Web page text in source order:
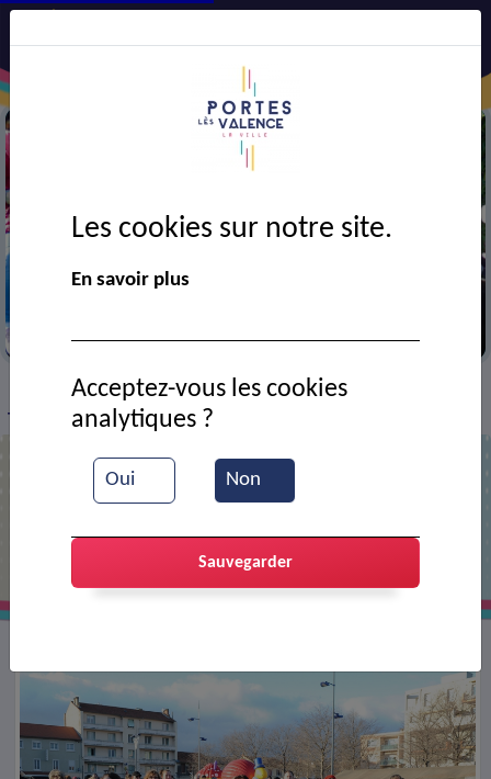
> VIE MUNICIPALE > Ressources documentaires
Téléthon : défi Madison
Les cookies sur notre site.
En savoir plus
Oui Non
Acceptez-vous les cookies
analytiques ?
Sauvegarder